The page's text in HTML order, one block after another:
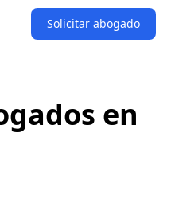
Solicitar abogado
en